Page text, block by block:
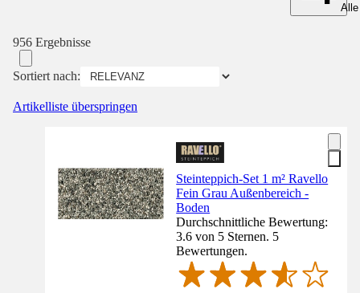
956 Ergebnisse
Sortiert nach:
Artikelliste überspringen
Steinteppich-Set 1 m² Ravello
Fein Grau Außenbereich -
Boden
Durchschnittliche Bewertung:
3.6 von 5 Sternen. 5
Bewertungen.